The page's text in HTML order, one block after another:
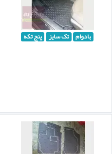
بادوام تک سایز پنج تکه